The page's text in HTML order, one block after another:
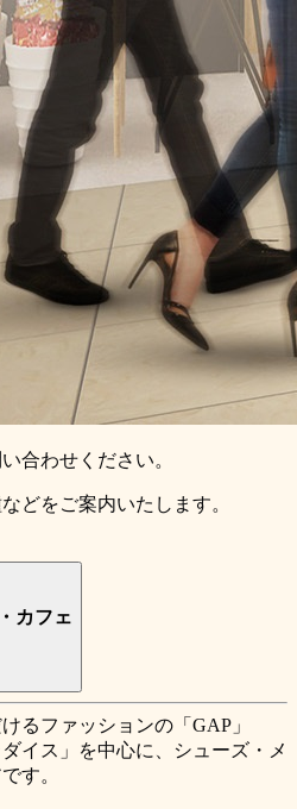
合わせください。
どをご案内いたします。
カフェ
るファッションの「GAP」
イス」を中心に、シューズ・メ
す。